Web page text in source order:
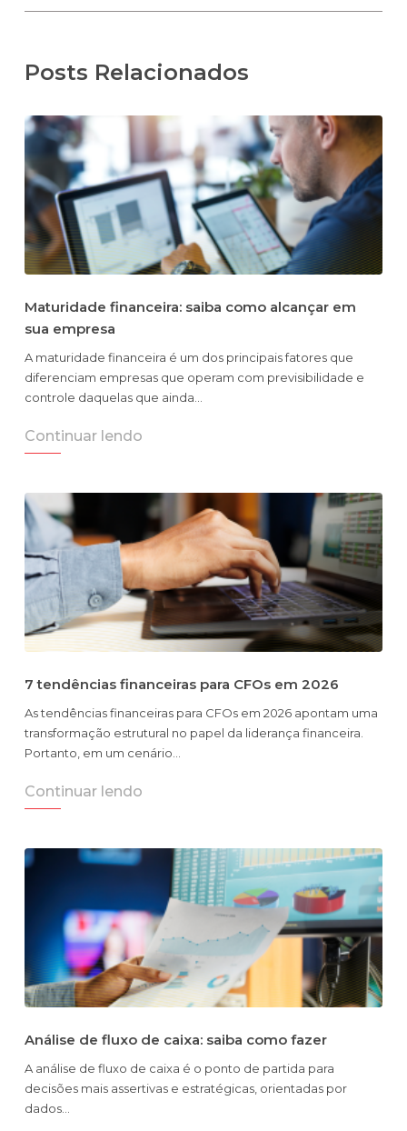
Posts Relacionados
Maturidade financeira: saiba como alcançar em
sua empresa
A maturidade financeira é um dos principais fatores que
diferenciam empresas que operam com previsibilidade e
controle daquelas que ainda…
Continuar lendo
7 tendências financeiras para CFOs em 2026
As tendências financeiras para CFOs em 2026 apontam uma
transformação estrutural no papel da liderança financeira.
Portanto, em um cenário…
Continuar lendo
Análise de fluxo de caixa: saiba como fazer
A análise de fluxo de caixa é o ponto de partida para
decisões mais assertivas e estratégicas, orientadas por
dados…